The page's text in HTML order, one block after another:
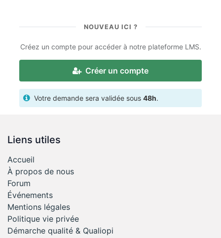
NOUVEAU ICI ?
Créez un compte pour accéder à notre plateforme LMS.
Créer un compte
Votre demande sera validée sous 48h.
Liens utiles
Accueil
À propos de nous
Forum
Événements
Mentions légales
Politique vie privée
Démarche qualité & Qualiopi